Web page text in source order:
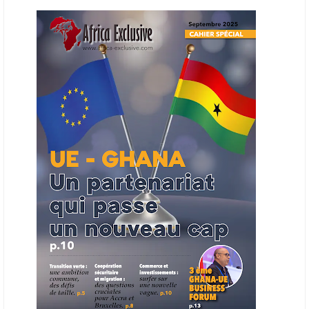
en place une plateforme numérique destinée à donner la priorité aux
entreprises du continent dans les marchés du secteur énergétique.
Cet outil permettra de recenser les entreprises africaines opérant dans
la chaîne de valeur énergétique et de publier des appels d’offres
ouverts en priorité aux sociétés du continent. Le projet est en phase
finale de développement et devrait aboutir, d’ici fin 2026 ou début
2027, à un bulletin africain des appels d’offres dans le secteur de
l’énergie.
06/06/26 AFRICA FINANCE CORPORATION
Cette semaine, Africa Finance Corporation (AFC) a annoncé avoir
bouclé un prêt syndiqué de 2 milliards de dollars, la plus importante
levée de son histoire. Initialement calibrée à 1,6 milliard, l'opération a
été relevée de 400 millions face à l'afflux des souscriptions de
banques internationales. Plus du tiers des fonds proviennent
d'institutions financières asiatiques, à parts égales avec l'Europe.
L'Asie-Pacifique et l'Europe pèsent chacune 35 % du tour de table,
devant le Moyen-Orient (25 %) et l'Afrique (5 %), selon le communiqué
de l'institution panafricaine, qui compte 48 pays membres.
ECHANGES AFRIQUE - UE